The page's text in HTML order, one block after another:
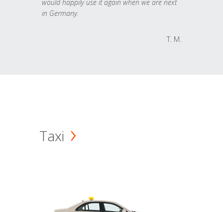
would happily use it again when we are next
in Germany.
T. M.
Taxi